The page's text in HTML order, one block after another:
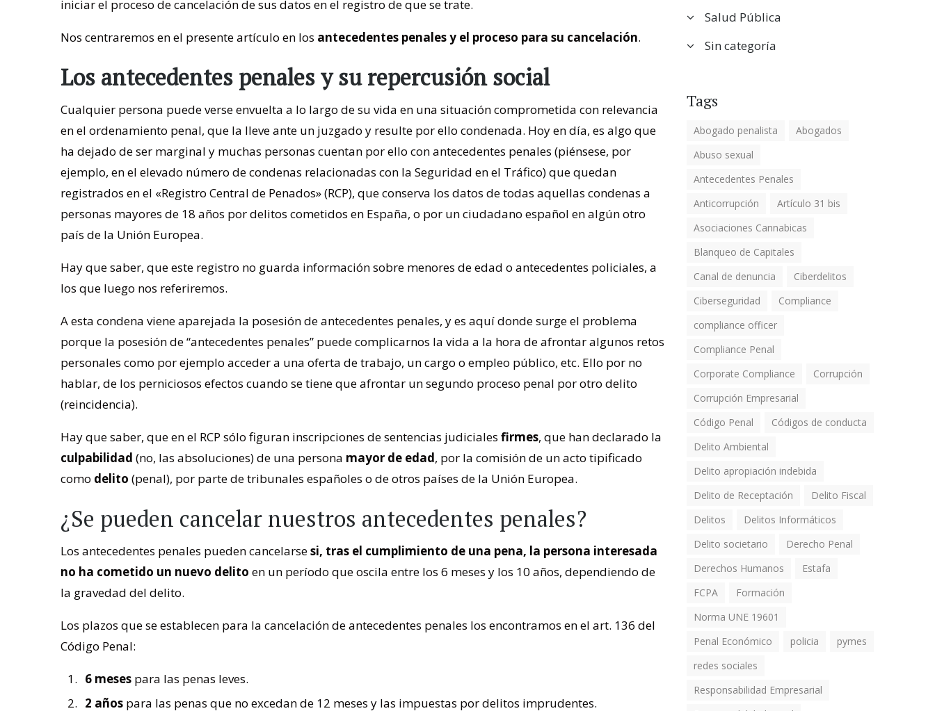
iniciar el proceso de cancelación de sus datos en el registro de que se trate.
Nos centraremos en el presente artículo en los antecedentes penales y el proceso para su cancelación.
Los antecedentes penales y su repercusión social
Cualquier persona puede verse envuelta a lo largo de su vida en una situación comprometida con relevancia
en el ordenamiento penal, que la lleve ante un juzgado y resulte por ello condenada. Hoy en día, es algo que
ha dejado de ser marginal y muchas personas cuentan por ello con antecedentes penales (piénsese, por
ejemplo, en el elevado número de condenas relacionadas con la Seguridad en el Tráfico) que quedan
registrados en el «Registro Central de Penados» (RCP), que conserva los datos de todas aquellas condenas a
personas mayores de 18 años por delitos cometidos en España, o por un ciudadano español en algún otro
país de la Unión Europea.
Hay que saber, que este registro no guarda información sobre menores de edad o antecedentes policiales, a
los que luego nos referiremos.
A esta condena viene aparejada la posesión de antecedentes penales, y es aquí donde surge el problema
porque la posesión de “antecedentes penales” puede complicarnos la vida a la hora de afrontar algunos retos
personales como por ejemplo acceder a una oferta de trabajo, un cargo o empleo público, etc. Ello por no
hablar, de los perniciosos efectos cuando se tiene que afrontar un segundo proceso penal por otro delito
(reincidencia).
Hay que saber, que en el RCP sólo figuran inscripciones de sentencias judiciales firmes, que han declarado la
culpabilidad (no, las absoluciones) de una persona mayor de edad, por la comisión de un acto tipificado
como delito (penal), por parte de tribunales españoles o de otros países de la Unión Europea.
¿Se pueden cancelar nuestros antecedentes penales?
Los antecedentes penales pueden cancelarsesi, tras el cumplimiento de una pena, la persona interesada
no ha cometido un nuevo delito en un período que oscila entre los 6 meses y los 10 años, dependiendo de
la gravedad del delito.
Los plazos que se establecen para la cancelación de antecedentes penales los encontramos en el art. 136 del
Código Penal:
6 meses para las penas leves.
2 años para las penas que no excedan de 12 meses y las impuestas por delitos imprudentes.
Salud Pública
Sin categoría
Tags
Abogado penalista
Abogados
Abuso sexual
Antecedentes Penales
Anticorrupción
Artículo 31 bis
Asociaciones Cannabicas
Blanqueo de Capitales
Canal de denuncia
Ciberdelitos
Ciberseguridad
Compliance
compliance officer
Compliance Penal
Corporate Compliance
Corrupción
Corrupción Empresarial
Código Penal
Códigos de conducta
Delito Ambiental
Delito apropiación indebida
Delito de Receptación
Delito Fiscal
Delitos
Delitos Informáticos
Delito societario
Derecho Penal
Derechos Humanos
Estafa
FCPA
Formación
Norma UNE 19601
Penal Económico
policia
pymes
redes sociales
Responsabilidad Empresarial